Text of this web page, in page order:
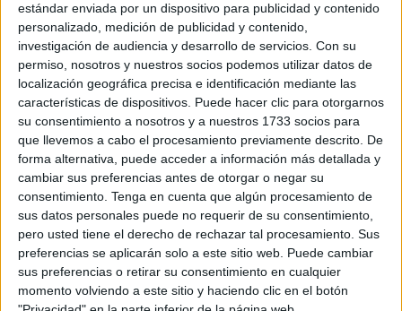
estándar enviada por un dispositivo para publicidad y contenido
personalizado, medición de publicidad y contenido,
investigación de audiencia y desarrollo de servicios. Con su
permiso, nosotros y nuestros socios podemos utilizar datos de
localización geográfica precisa e identificación mediante las
características de dispositivos. Puede hacer clic para otorgarnos
su consentimiento a nosotros y a nuestros 1733 socios para
que llevemos a cabo el procesamiento previamente descrito. De
forma alternativa, puede acceder a información más detallada y
cambiar sus preferencias antes de otorgar o negar su
consentimiento. Tenga en cuenta que algún procesamiento de
sus datos personales puede no requerir de su consentimiento,
pero usted tiene el derecho de rechazar tal procesamiento. Sus
preferencias se aplicarán solo a este sitio web. Puede cambiar
sus preferencias o retirar su consentimiento en cualquier
momento volviendo a este sitio y haciendo clic en el botón
El encuentro comenzó con un disparo de Manolito al
larguero. El Torremolinos empezaba con fuerza el
encuentro. No había un dominador claro en el partido,
pues los dos equipos se jugaban mucho pues no podían
perder para seguir optando a la permanencia aunque, no
había claras ocasiones en las porterías.